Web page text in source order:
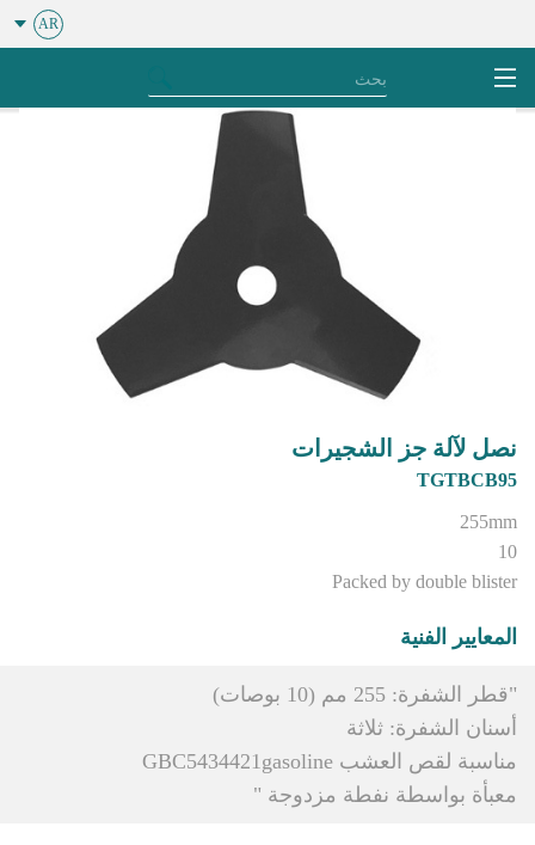
AR
نصل لآلة جز الشجيرات
TGTBCB95
255mm
10
Packed by double blister
المعايير الفنية
"قطر الشفرة: 255 مم (10 بوصات)
أسنان الشفرة: ثلاثة
مناسبة لقص العشب GBC5434421gasoline
معبأة بواسطة نفطة مزدوجة "